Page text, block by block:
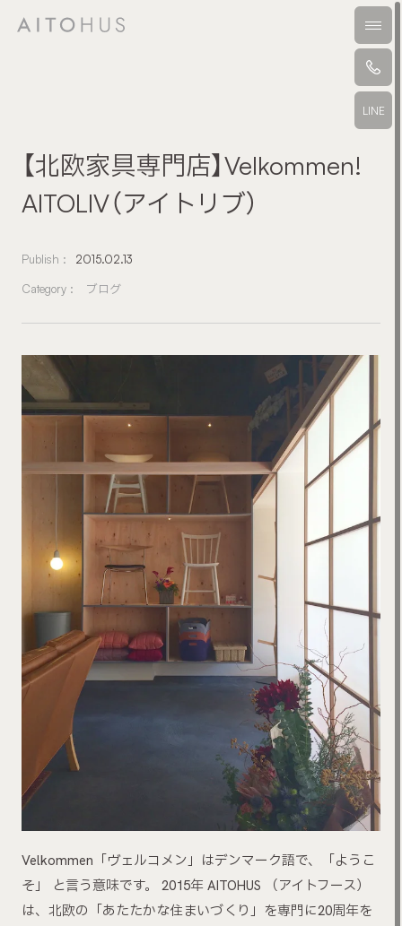
メ
LINE
【北欧家具専門店】Velkommen!
AITOLIV（アイトリブ）
Publish : 2015.02.13
Category : ブログ
Velkommen「ヴェルコメン」はデンマーク語で、「ようこ
そ」 と言う意味です。 2015年 AITOHUS （アイトフース）
は、北欧の「あたたかな住まいづくり」を専門に20周年を